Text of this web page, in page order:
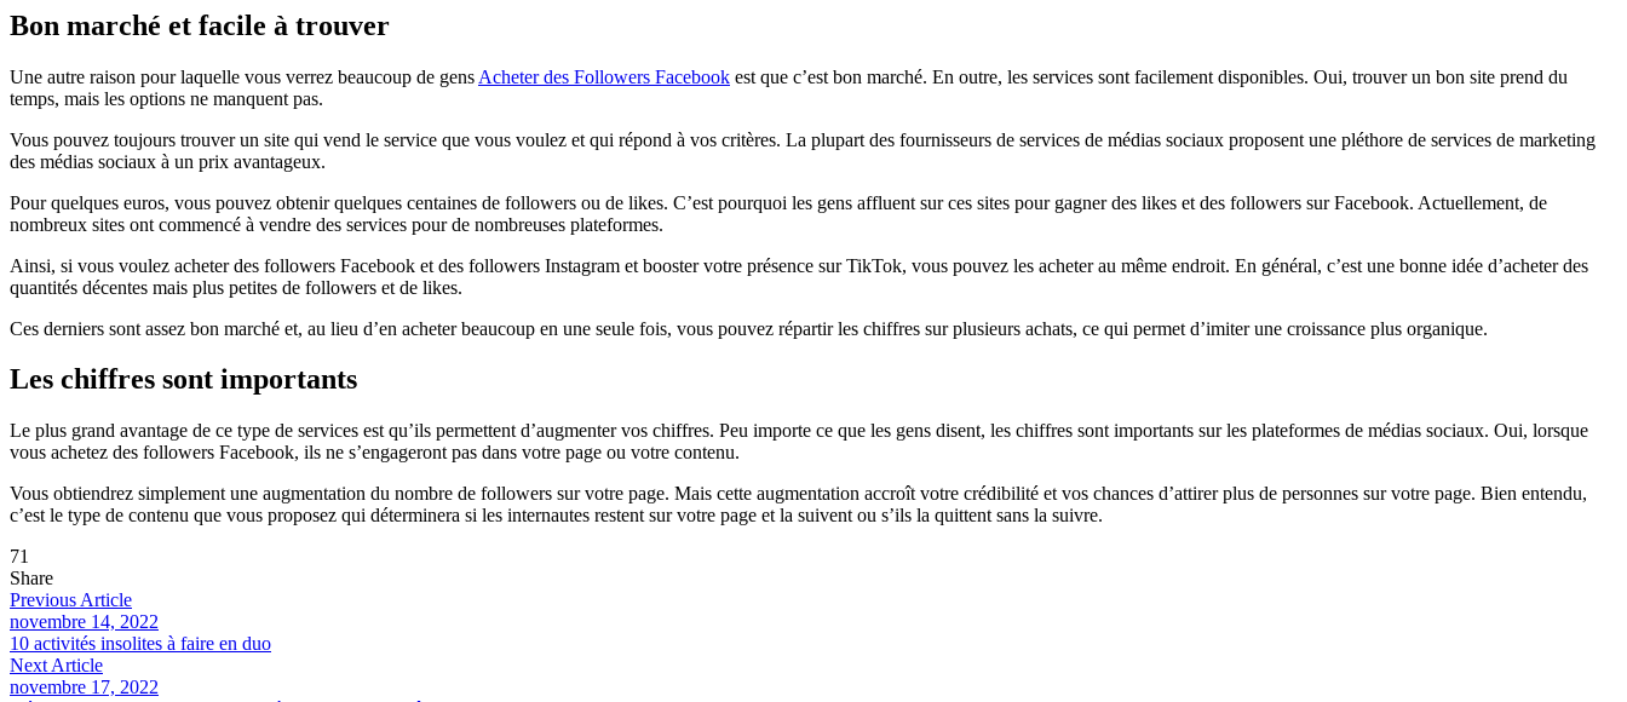
Bon marché et facile à trouver
Une autre raison pour laquelle vous verrez beaucoup de gens Acheter des Followers Facebook est que c’est bon marché. En outre, les services sont facilement disponibles. Oui, trouver un bon site prend du
temps, mais les options ne manquent pas.
Vous pouvez toujours trouver un site qui vend le service que vous voulez et qui répond à vos critères. La plupart des fournisseurs de services de médias sociaux proposent une pléthore de services de marketing
des médias sociaux à un prix avantageux.
Pour quelques euros, vous pouvez obtenir quelques centaines de followers ou de likes. C’est pourquoi les gens affluent sur ces sites pour gagner des likes et des followers sur Facebook. Actuellement, de
nombreux sites ont commencé à vendre des services pour de nombreuses plateformes.
Ainsi, si vous voulez acheter des followers Facebook et des followers Instagram et booster votre présence sur TikTok, vous pouvez les acheter au même endroit. En général, c’est une bonne idée d’acheter des
quantités décentes mais plus petites de followers et de likes.
Ces derniers sont assez bon marché et, au lieu d’en acheter beaucoup en une seule fois, vous pouvez répartir les chiffres sur plusieurs achats, ce qui permet d’imiter une croissance plus organique.
Les chiffres sont importants
Le plus grand avantage de ce type de services est qu’ils permettent d’augmenter vos chiffres. Peu importe ce que les gens disent, les chiffres sont importants sur les plateformes de médias sociaux. Oui, lorsque
vous achetez des followers Facebook, ils ne s’engageront pas dans votre page ou votre contenu.
Vous obtiendrez simplement une augmentation du nombre de followers sur votre page. Mais cette augmentation accroît votre crédibilité et vos chances d’attirer plus de personnes sur votre page. Bien entendu,
c’est le type de contenu que vous proposez qui déterminera si les internautes restent sur votre page et la suivent ou s’ils la quittent sans la suivre.
71
Share
Previous Article
novembre 14, 2022
10 activités insolites à faire en duo
Next Article
novembre 17, 2022